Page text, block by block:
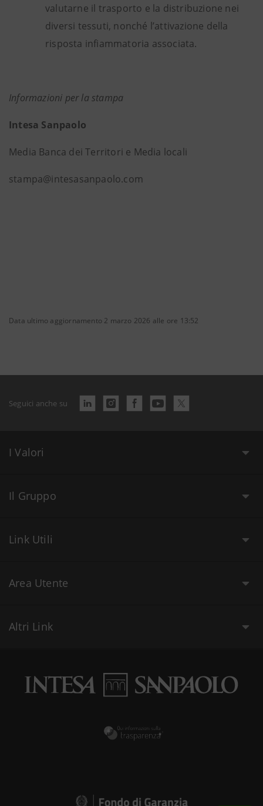
valutarne il trasporto e la distribuzione nei
diversi tessuti, nonché l’attivazione della
risposta infiammatoria associata.
Informazioni per la stampa
Intesa Sanpaolo
Media Banca dei Territori e Media locali
stampa@intesasanpaolo.com
Data ultimo aggiornamento 2 marzo 2026 alle ore 13:52
Seguici anche su
I Valori
Il Gruppo
Link Utili
Area Utente
Altri Link